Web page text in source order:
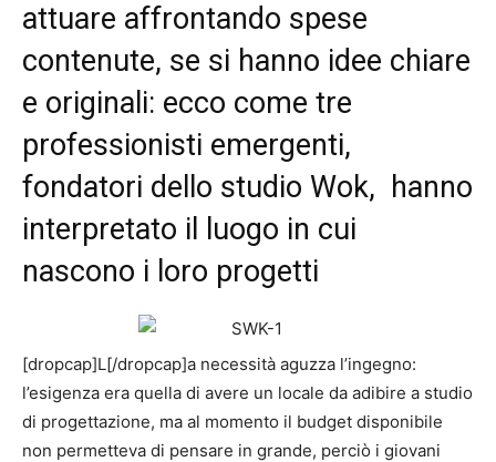
attuare affrontando spese
contenute, se si hanno idee chiare
e originali: ecco come tre
professionisti emergenti,
fondatori dello studio Wok, hanno
interpretato il luogo in cui
nascono i loro progetti
[dropcap]L[/dropcap]a necessità aguzza l’ingegno:
l’esigenza era quella di avere un locale da adibire a studio
di progettazione, ma al momento il budget disponibile
non permetteva di pensare in grande, perciò i giovani